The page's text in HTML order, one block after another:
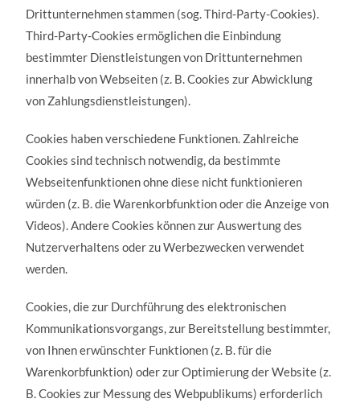
Drittunternehmen stammen (sog. Third-Party-Cookies).
Third-Party-Cookies ermöglichen die Einbindung
bestimmter Dienstleistungen von Drittunternehmen
innerhalb von Webseiten (z. B. Cookies zur Abwicklung
von Zahlungsdienstleistungen).
Cookies haben verschiedene Funktionen. Zahlreiche
Cookies sind technisch notwendig, da bestimmte
Webseitenfunktionen ohne diese nicht funktionieren
würden (z. B. die Warenkorbfunktion oder die Anzeige von
Videos). Andere Cookies können zur Auswertung des
Nutzerverhaltens oder zu Werbezwecken verwendet
werden.
Cookies, die zur Durchführung des elektronischen
Kommunikationsvorgangs, zur Bereitstellung bestimmter,
von Ihnen erwünschter Funktionen (z. B. für die
Warenkorbfunktion) oder zur Optimierung der Website (z.
B. Cookies zur Messung des Webpublikums) erforderlich